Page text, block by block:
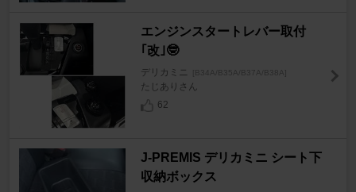
エンジンスタートレバー取付
｢改｣🤓
デリカミニ [B34A/B35A/B37A/B38A]
たじありさん
62
J-PREMIS デリカミニ シート下
収納ボックス